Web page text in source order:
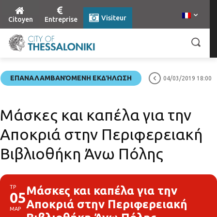
Citoyen Entreprise Visiteur
ΕΠΑΝΑΛΑΜΒΑΝΌΜΕΝΗ ΕΚΔΉΛΩΣΗ 04/03/2019 18:00
Μάσκες και καπέλα για την
Αποκριά στην Περιφερειακή
Βιβλιοθήκη Άνω Πόλης
ΤΡ
05
ΜΑΡ
Μάσκες και καπέλα για την
Αποκριά στην Περιφερειακή